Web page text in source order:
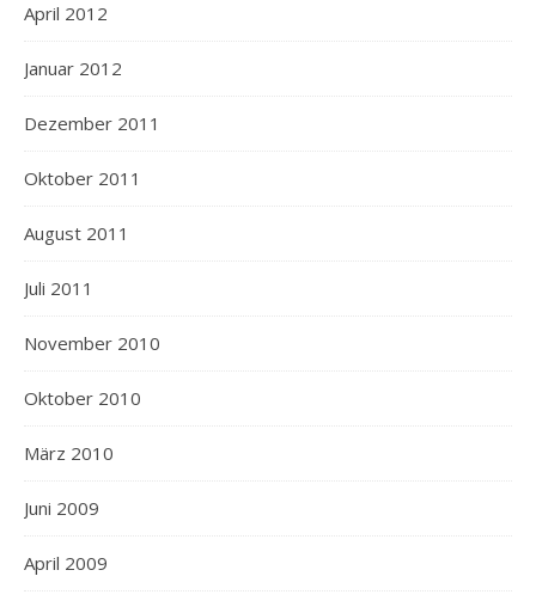
April 2012
Januar 2012
Dezember 2011
Oktober 2011
August 2011
Juli 2011
November 2010
Oktober 2010
März 2010
Juni 2009
April 2009